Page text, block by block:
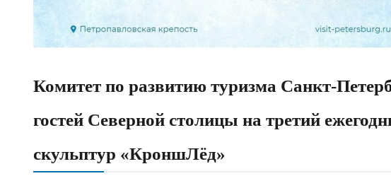
Комитет по развитию туризма Санкт-
гостей Северной столицы на третий
скульптур «КроншЛёд»